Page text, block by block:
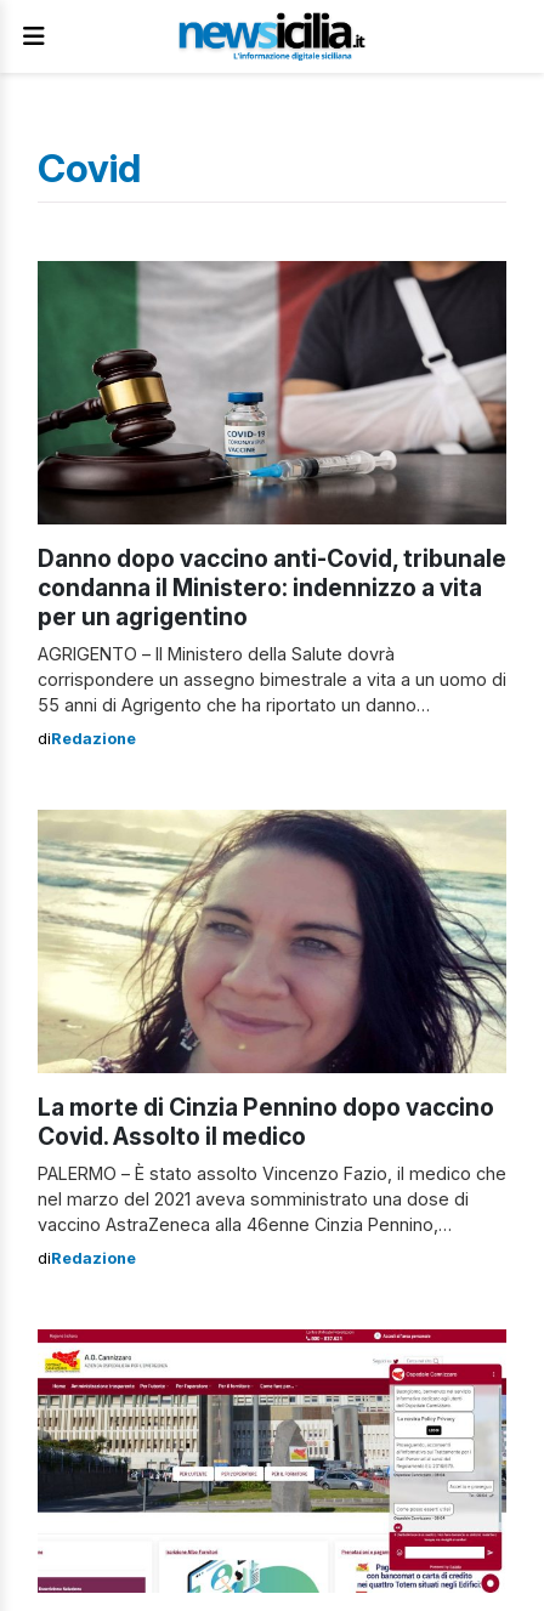
Covid
Danno dopo vaccino anti-Covid, tribunale
condanna il Ministero: indennizzo a vita
per un agrigentino
AGRIGENTO – Il Ministero della Salute dovrà
corrispondere un assegno bimestrale a vita a un uomo di
55 anni di Agrigento che ha riportato un danno
neurologico dopo il vaccino anti-Covid. A stabilirlo è
due anni. I sintomi dopo […]
diRedazione
La morte di Cinzia Pennino dopo vaccino
Covid. Assolto il medico
PALERMO – È stato assolto Vincenzo Fazio, il medico che
nel marzo del 2021 aveva somministrato una dose di
vaccino AstraZeneca alla 46enne Cinzia Pennino,
causando il suo decesso. Questa la decisione del
L’accusa dell’uomo era di omicidio colposo: a difenderlo
[…]
diRedazione